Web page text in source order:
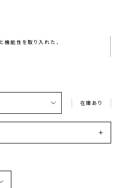
機能性を取り入れた、
在庫あり